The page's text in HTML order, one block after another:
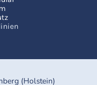
(Holstein)